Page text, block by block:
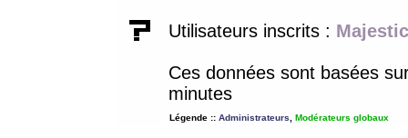
Utilisateurs inscrits :
Ces données sont basées
minutes
Légende :: Administrateurs Modérateurs globaux